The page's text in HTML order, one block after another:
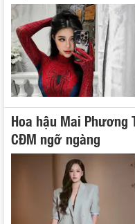
Hoa hậu Mai
CĐM ngỡ ngàng